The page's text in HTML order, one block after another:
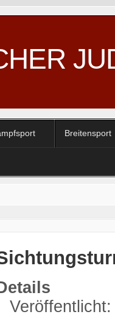
Breitensport